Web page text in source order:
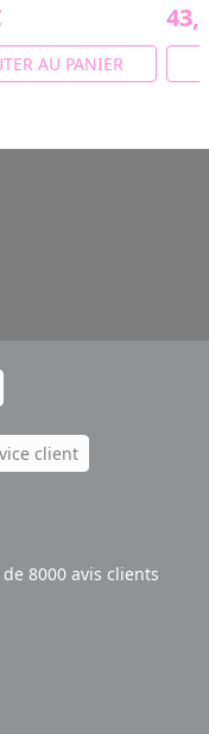
AU PANIER
client
8000 avis clients